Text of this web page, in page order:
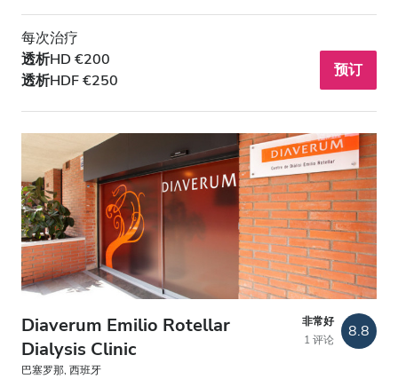
每次治疗
透析HD €200
透析HDF €250
预订
Diaverum Emilio Rotellar
Dialysis Clinic
巴塞罗那, 西班牙
非常好
1 评论
8.8